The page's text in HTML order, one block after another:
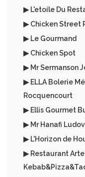
▶ L'etoíle Du
▶ Chicken Street
▶ Le Gourmand
▶ Chicken Spot
▶ Mr Sermanson
▶ ELLA Bolerie
Rocquencourt
▶ Ellis Gourmet
▶ Mr Hanafi
▶ L'Horizon de
▶ Restaurant